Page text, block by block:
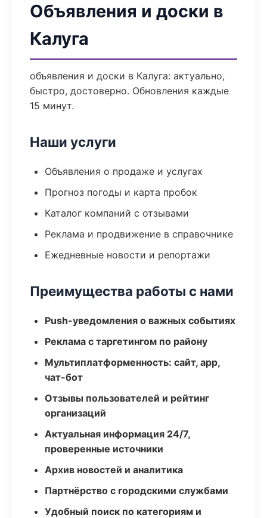
Объявления и доски в
Калуга
объявления и доски в Калуга: актуально,
быстро, достоверно. Обновления каждые
15 минут.
Наши услуги
Объявления о продаже и услугах
Прогноз погоды и карта пробок
Каталог компаний с отзывами
Реклама и продвижение в справочнике
Ежедневные новости и репортажи
Преимущества работы с нами
Push-уведомления о важных событиях
Реклама с таргетингом по району
Мультиплатформенность: сайт, app,
чат-бот
Отзывы пользователей и рейтинг
организаций
Актуальная информация 24/7,
проверенные источники
Архив новостей и аналитика
Партнёрство с городскими службами
Удобный поиск по категориям и